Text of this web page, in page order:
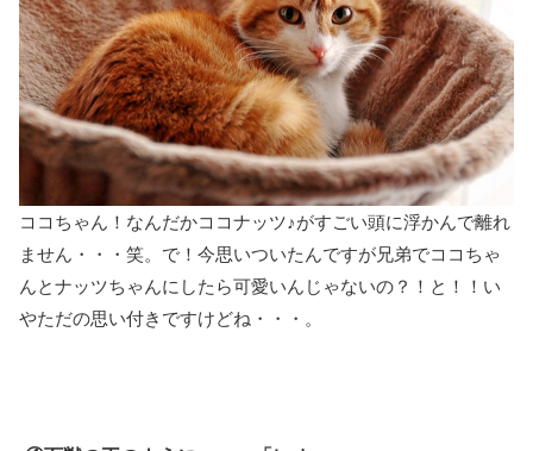
ココちゃん！なんだかココナッツ♪がすごい頭に浮かんで離れ
ません・・・笑。で！今思いついたんですが兄弟でココちゃ
んとナッツちゃんにしたら可愛いんじゃないの？！と！！い
やただの思い付きですけどね・・・。